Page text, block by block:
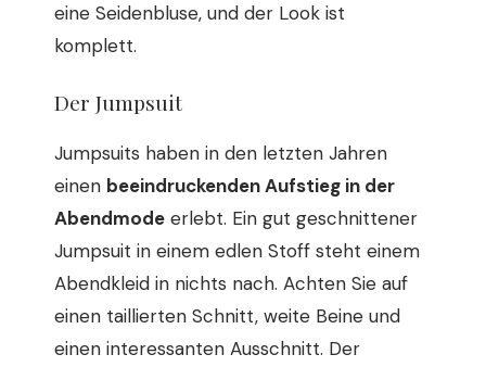
eine Seidenbluse, und der Look ist
komplett.
Der Jumpsuit
Jumpsuits haben in den letzten Jahren
einen beeindruckenden Aufstieg in der
Abendmode erlebt. Ein gut geschnittener
Jumpsuit in einem edlen Stoff steht einem
Abendkleid in nichts nach. Achten Sie auf
einen taillierten Schnitt, weite Beine und
einen interessanten Ausschnitt. Der